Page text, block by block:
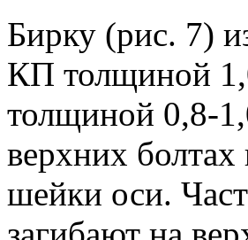
Бирку (рис. 7)
КП толщиной
толщиной 0,8-
верхних
шейки оси.